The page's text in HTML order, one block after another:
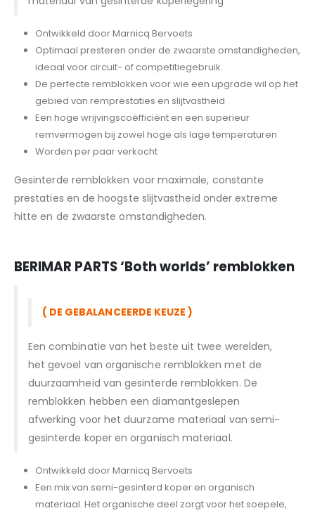
Ontwikkeld door Marnicq Bervoets
Optimaal presteren onder de zwaarste omstandigheden,
ideaal voor circuit- of competitiegebruik.
De perfecte remblokken voor wie een upgrade wil op het
gebied van remprestaties en slijtvastheid
Een hoge wrijvingscoëfficiënt en een superieur
remvermogen bij zowel hoge als lage temperaturen
Worden per paar verkocht
Gesinterde remblokken voor maximale, constante
prestaties en de hoogste slijtvastheid onder extreme
hitte en de zwaarste omstandigheden.
BERIMAR PARTS‘Both worlds’ remblokken
( DE GEBALANCEERDE KEUZE )
Een combinatie van het beste uit twee werelden,
het gevoel van organische remblokken met de
duurzaamheid van gesinterde remblokken. De
remblokken hebben een diamantgeslepen
afwerking voor het duurzame materiaal van semi-
gesinterde koper en organisch materiaal.
Ontwikkeld door Marnicq Bervoets
Een mix van semi-gesinterd koper en organisch
materiaal. Het organische deel zorgt voor het soepele,